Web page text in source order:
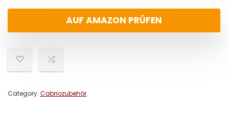
AUF AMAZON PRÜFEN
Category: Cabriozubehör